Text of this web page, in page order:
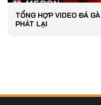
TỔNG HỢP VIDEO ĐÁ
PHÁT LẠI